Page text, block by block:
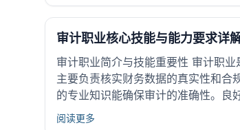
审计职业核心技能与能力要求详
审计职业简介与技能重要性 审计职
主要负责核实财务数据的真实性和合
的专业知识能确保审计的准确性。良
阅读更多